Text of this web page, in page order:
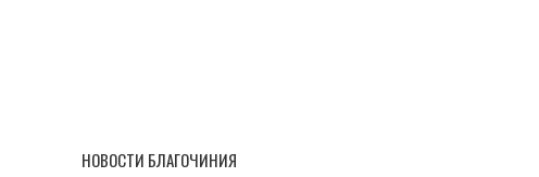
НОВОСТИ БЛАГОЧИНИЯ